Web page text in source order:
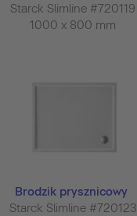
Starck Slimline #720119
1000 x 800 mm
Brodzik prysznicowy
Starck Slimline #720123